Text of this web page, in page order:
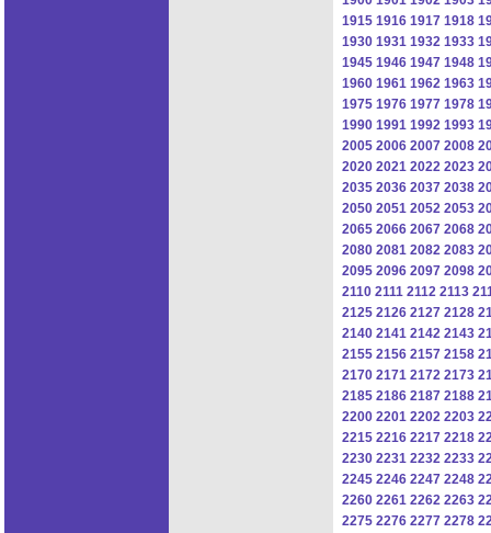
1915 1916 1917 1918
1930 1931 1932 1933
1945 1946 1947 1948
1960 1961 1962 1963
1975 1976 1977 1978
1990 1991 1992 1993
2005 2006 2007 2008
2020 2021 2022 2023
2035 2036 2037 2038
2050 2051 2052 2053
2065 2066 2067 2068
2080 2081 2082 2083
2095 2096 2097 2098
2110 2111 2112 2113
2125 2126 2127 2128
2140 2141 2142 2143
2155 2156 2157 2158
2170 2171 2172 2173
2185 2186 2187 2188
2200 2201 2202 2203
2215 2216 2217 2218
2230 2231 2232 2233
2245 2246 2247 2248
2260 2261 2262 2263
2275 2276 2277 2278